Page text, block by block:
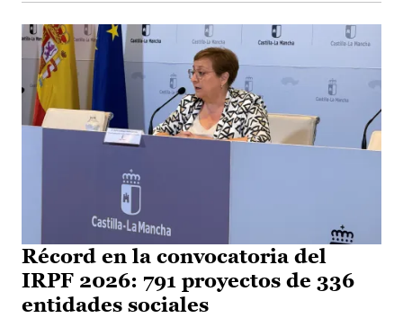
Récord en la convocatoria del
IRPF 2026: 791 proyectos de 336
entidades sociales